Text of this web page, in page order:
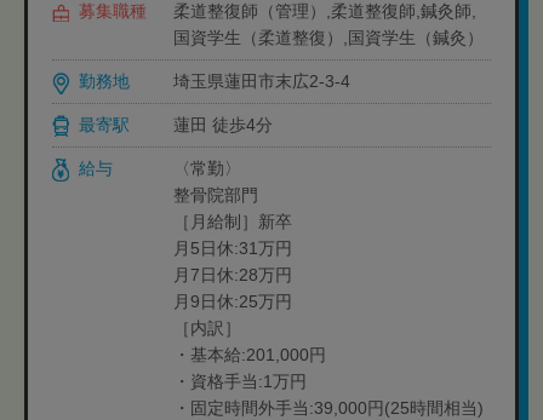
募集職種
柔道整復師（管理）,柔道整復師,鍼灸師,
国資学生（柔道整復）,国資学生（鍼灸）
勤務地 埼玉県蓮田市末広2-3-4
最寄駅 蓮田 徒歩4分
給与
〈常勤〉
整骨院部門
［月給制］新卒
月5日休:31万円
月7日休:28万円
月9日休:25万円
［内訳］
・基本給:201,000円
・資格手当:1万円
・固定時間外手当:39,000円(25時間相当)